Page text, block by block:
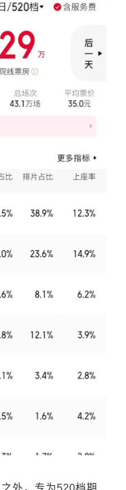
外，专为520档期